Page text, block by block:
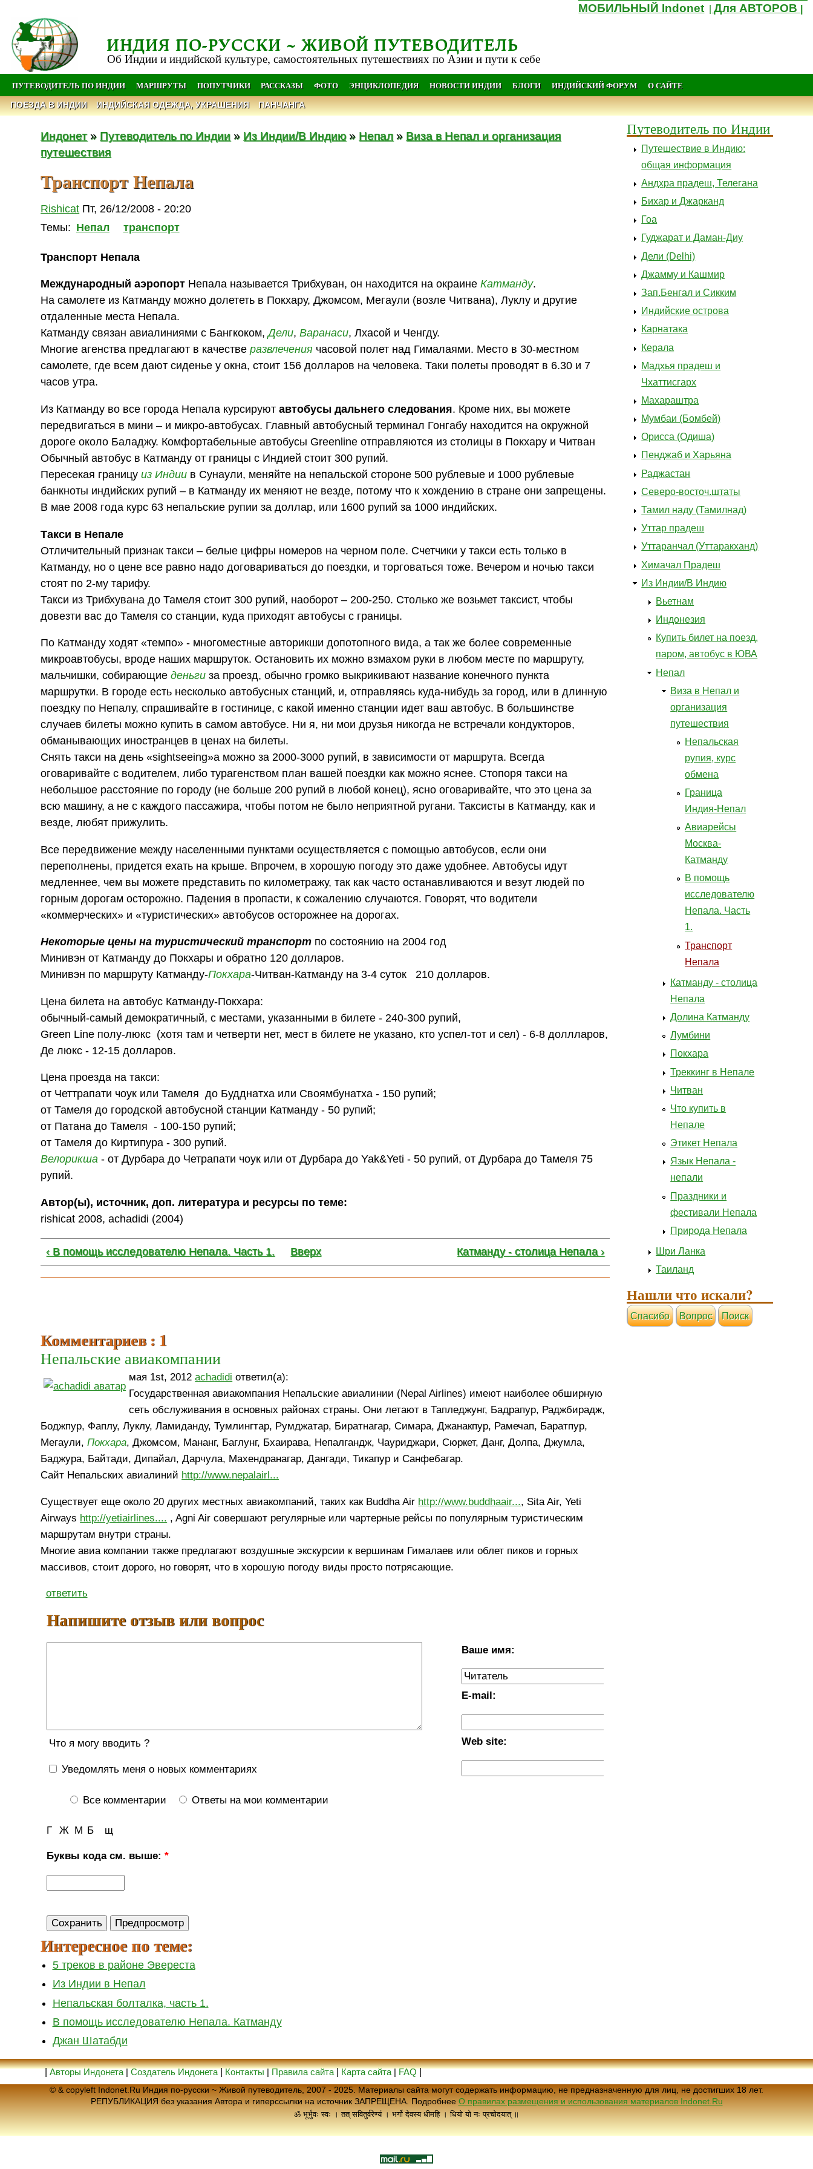
МОБИЛЬНЫЙ Indonet |Для АВТОРОВ
ИНДИЯ ПО-РУССКИ ~ ЖИВОЙ ПУТЕВОДИТЕЛЬ
Об Индии и индийской культуре, самостоятельных путешествиях по Азии и пути к себе
ПУТЕВОДИТЕЛЬ ПО ИНДИИ МАРШРУТЫ ПОПУТЧИКИ РАССКАЗЫ ФОТО ЭНЦИКЛОПЕДИЯ НОВОСТИ ИНДИИ БЛОГИ ИНДИЙСКИЙ ФОРУМ О САЙТЕ
ПОЕЗДА В ИНДИИ ИНДИЙСКАЯ ОДЕЖДА, УКРАШЕНИЯ ПАНЧАНГА
Индонет» Путеводитель по Индии » Из Индии/В Индию» Непал » Виза в Непал и организация
путешествия
Транспорт Непала
Rishicat Пт, 26/12/2008 - 20:20
Темы: Непал транспорт
Транспорт Непала
Международный аэропорт Непала называется Трибхуван, он находится на окраинеКатманду.
На самолете из Катманду можно долететь в Покхару, Джомсом, Мегаули (возле Читвана), Луклу и другие
отдаленные места Непала.
Катманду связан авиалиниями с Бангкоком,Дели,Варанаси, Лхасой и Ченгду.
Многие агенства предлагают в качестверазвлечения часовой полет над Гималаями. Место в 30-местном
самолете, где всем дают сиденье у окна, стоит 156 долларов на человека. Таки полеты проводят в 6.30 и 7
часов утра.
Из Катманду во все города Непала курсируютавтобусы дальнего следования. Кроме них, вы можете
передвигаться в мини – и микро-автобусах. Главный автобусный терминал Гонгабу находится на окружной
дороге около Баладжу. Комфортабельные автобусы Greenline отправляются из столицы в Покхару и Читван
Обычный автобус в Катманду от границы с Индией стоит 300 рупий.
Пересекая границуиз Индии в Сунаули, меняйте на непальской стороне 500 рублевые и 1000 рублевые
банкноты индийских рупий – в Катманду их меняют не везде, потому что к хождению в стране они запрещены.
В мае 2008 года курс 63 непальские рупии за доллар, или 1600 рупий за 1000 индийских.
Такси в Непале
Отличительный признак такси – белые цифры номеров на черном поле. Счетчики у такси есть только в
Катманду, но о цене все равно надо договариваться до поездки, и торговаться тоже. Вечером и ночью такси
стоят по 2-му тарифу.
Такси из Трибхувана до Тамеля стоит 300 рупий, наоборот – 200-250. Столько же возьмет таксист, чтобы
довезти вас до Тамеля со станции, куда приходят автобусы с границы.
По Катманду ходят «темпо» - многоместные авторикши допотопного вида, а так же более современные
микроавтобусы, вроде наших маршруток. Остановить их можно взмахом руки в любом месте по маршруту,
мальчишки, собирающиеденьги за проезд, обычно громко выкрикивают название конечного пункта
маршрутки. В городе есть несколько автобусных станций, и, отправляясь куда-нибудь за город, или в длинную
поездку по Непалу, спрашивайте в гостинице, с какой именно станции идет ваш автобус. В большинстве
случаев билеты можно купить в самом автобусе. Ни я, ни мои друзья никогда не встречали кондукторов,
обманывающих иностранцев в ценах на билеты.
Снять такси на день «sightseeing»а можно за 2000-3000 рупий, в зависимости от маршрута. Всегда
оговаривайте с водителем, либо турагенством план вашей поездки как можно яснее. Стопоря такси на
небольшое расстояние по городу (не больше 200 рупий в любой конец), ясно оговаривайте, что это цена за
всю машину, а не с каждого пассажира, чтобы потом не было неприятной ругани. Таксисты в Катманду, как и
везде, любят прижулить.
Все передвижение между населенными пунктами осуществляется с помощью автобусов, если они
переполнены, придется ехать на крыше. Впрочем, в хорошую погоду это даже удобнее. Автобусы идут
медленнее, чем вы можете представить по километражу, так как часто останавливаются и везут людей по
горным дорогам осторожно. Падения в пропасти, к сожалению случаются. Говорят, что водители
«коммерческих» и «туристических» автобусов осторожнее на дорогах.
Некоторые цены на туристический транспорт по состоянию на 2004 год
Минивэн от Катманду до Покхары и обратно 120 долларов.
Минивэн по маршруту Катманду-Покхара-Читван-Катманду на 3-4 суток 210 долларов.
Цена билета на автобус Катманду-Покхара:
обычный-самый демократичный, с местами, указанными в билете - 240-300 рупий,
Green Line полу-люкс (хотя там и четверти нет, мест в билете не указано, кто успел-тот и сел) - 6-8 доллларов,
Де люкс - 12-15 долларов.
Цена проезда на такси:
от Четтрапати чоук или Тамеля до Будднатха или Своямбунатха - 150 рупий;
от Тамеля до городской автобусной станции Катманду - 50 рупий;
от Патана до Тамеля - 100-150 рупий;
от Тамеля до Киртипура - 300 рупий.
Велорикша - от Дурбара до Четрапати чоук или от Дурбара до Yak&Yeti - 50 рупий, от Дурбара до Тамеля 75
рупий.
Автор(ы), источник, доп. литература и ресурсы по теме:
rishicat 2008, achadidi (2004)
‹ В помощь исследователю Непала. Часть 1. Вверх Катманду - столица Непала ›
Комментариев : 1
Непальские авиакомпании
мая 1st, 2012achadidi ответил(а):
Государственная авиакомпания Непальские авиалинии (Nepal Airlines) имеют наиболее обширную
сеть обслуживания в основных районах страны. Они летают в Тапледжунг, Бадрапур, Раджбирадж,
Боджпур, Фаплу, Луклу, Ламиданду, Тумлингтар, Румджатар, Биратнагар, Симара, Джанакпур, Рамечап, Баратпур,
Мегаули,Покхара, Джомсом, Мананг, Баглунг, Бхаирава, Непалгандж, Чауриджари, Сюркет, Данг, Долпа, Джумла,
Баджура, Байтади, Дипайал, Дарчула, Махендранагар, Дангади, Тикапур и Санфебагар.
Сайт Непальских авиалиний http://www.nepalairl...
Существует еще около 20 других местных авиакомпаний, таких как Buddha Air http://www.buddhaair..., Sita Air, Yeti
Airways http://yetiairlines.... , Agni Air совершают регулярные или чартерные рейсы по популярным туристическим
маршрутам внутри страны.
Многие авиа компании также предлагают воздушные экскурсии к вершинам Гималаев или облет пиков и горных
массивов, стоит дорого, но говорят, что в хорошую погоду виды просто потрясающие.
ответить
Напишите отзыв или вопрос
Ваше имя:
E-mail:
Web site:
Что я могу вводить ?
Уведомлять меня о новых комментариях
Все комментарии Ответы на мои комментарии
Г щ
М
Ж Б
Буквы кода см. выше:*
Интересное по теме:
5 треков в районе Эвереста
Из Индии в Непал
Непальская болталка, часть 1.
В помощь исследователю Непала. Катманду
Джан Шатабди
Путеводитель по Индии
Путешествие в Индию:
общая информация
Андхра прадеш, Телегана
Бихар и Джарканд
Гоа
Гуджарат и Даман-Диу
Дели (Delhi)
Джамму и Кашмир
Зап.Бенгал и Сикким
Индийские острова
Карнатака
Керала
Мадхья прадеш и
Чхаттисгарх
Махараштра
Мумбаи (Бомбей)
Орисса (Одиша)
Пенджаб и Харьяна
Раджастан
Северо-восточ.штаты
Тамил наду (Тамилнад)
Уттар прадеш
Уттаранчал (Уттаракханд)
Химачал Прадеш
Из Индии/В Индию
Вьетнам
Индонезия
Купить билет на поезд,
паром, автобус в ЮВА
Непал
Виза в Непал и
организация
путешествия
Непальская
рупия, курс
обмена
Граница
Индия-Непал
Авиарейсы
Москва-
Катманду
В помощь
исследователю
Непала. Часть
1.
Транспорт
Непала
Катманду - столица
Непала
Долина Катманду
Лумбини
Покхара
Треккинг в Непале
Читван
Что купить в
Непале
Этикет Непала
Язык Непала -
непали
Праздники и
фестивали Непала
Природа Непала
Шри Ланка
Таиланд
Нашли что искали?
Cпасибо Вопрос Поиск
|Авторы Индонета|Создатель Индонета|Контакты|Правила сайта|Карта сайта|FAQ|
© & copyleft Indonet.Ru Индия по-русски ~ Живой путеводитель, 2007 - 2025. Материалы сайта могут содержать информацию, не предназначенную для лиц, не достигших 18 лет.
РЕПУБЛИКАЦИЯ без указания Автора и гиперссылки на источник ЗАПРЕЩЕНА. Подробнее О правилах размещения и использования материалов Indonet.Ru
ॐ भूर्भुवः स्वः । तत् सवितुर्वरेण्यं । भर्गो देवस्य धीमहि । धियो यो नः प्रचोदयात् ॥